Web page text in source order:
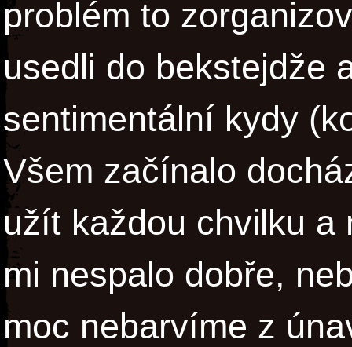
problém to
usedli do bekstejdže
sentimentální kydy
Všem začínalo
užít každou chvilku a
mi nespalo dobře,
moc nebarvíme z